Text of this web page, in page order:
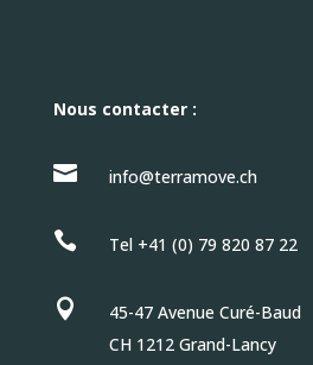
Nous contacter :
 info@terramove.ch
 Tel +41 (0) 79 820 87 22

45-47 Avenue Curé-Baud
CH 1212 Grand-Lancy